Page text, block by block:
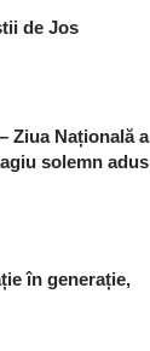
de Jos
Ziua Națională a
solemn adus
în generație,